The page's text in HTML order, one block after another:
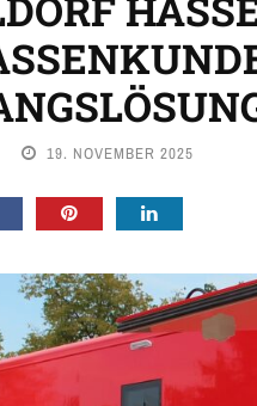
19. NOVEMBER 2025